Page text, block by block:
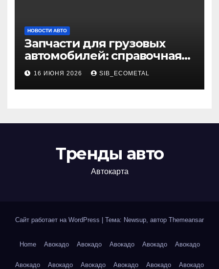
НОВОСТИ АВТО
Запчасти для грузовых
автомобилей: справочная
база по корейским и
японским моделям
16 ИЮНЯ 2026 SIB_ECOMETAL
Тренды авто
Автокарта
Сайт работает на WordPress Тема: Newsup, автор Themeansar
Home Авокадо Авокадо Авокадо Авокадо Авокадо
Авокадо Авокадо Авокадо Авокадо Авокадо Авокадо